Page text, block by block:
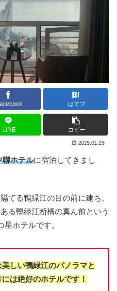
はてブ
LINE コピー
2025.01.25
聯ホテルに宿泊してきまし
てる鴨緑江の目の前に建ち、
る鴨緑江断橋の真ん前という
ホテルです。
しい鴨緑江のパノラマと
は絶好のホテルです！